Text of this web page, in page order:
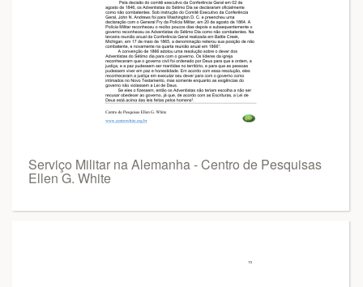
Serviço Militar na Alemanha - Centro de Pesquisas
Ellen G. White